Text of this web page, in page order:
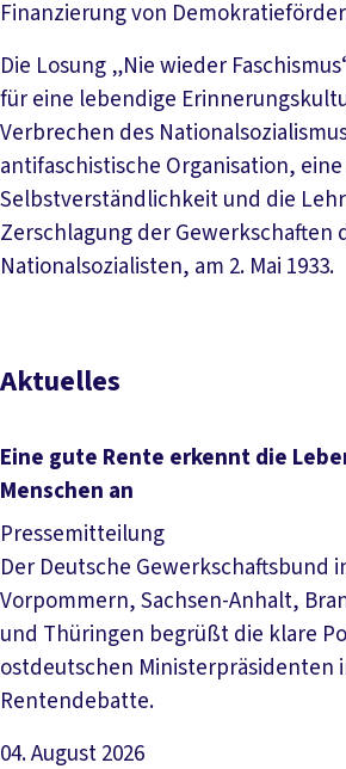
Finanzierung von
Die Losung „Nie wieder
für eine lebendige
Verbrechen des
antifaschistische Organisation,
Selbstverständlichkeit und die
Zerschlagung der Gewerkschaften
Nationalsozialisten, am 2. Mai 1933.
Aktuelles
Eine gute Rente erkennt die
Menschen an
Pressemitteilung
Der Deutsche Gewerkschaftsbund
Vorpommern, Sachsen-Anhalt,
und Thüringen begrüßt die klare
ostdeutschen Ministerpräsidenten
Rentendebatte.
04. August 2026